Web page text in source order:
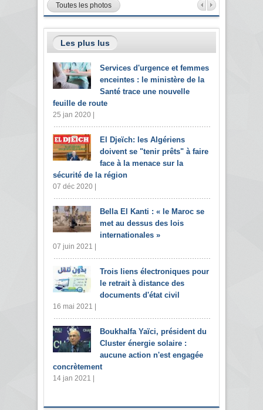
Toutes les photos
Les plus lus
Services d'urgence et femmes
enceintes : le ministère de la
Santé trace une nouvelle
feuille de route
25 jan 2020 |
El Djeïch: les Algériens
doivent se "tenir prêts" à faire
face à la menace sur la
sécurité de la région
07 déc 2020 |
Bella El Kanti : « le Maroc se
met au dessus des lois
internationales »
07 juin 2021 |
Trois liens électroniques pour
le retrait à distance des
documents d'état civil
16 mai 2021 |
Boukhalfa Yaïci, président du
Cluster énergie solaire :
aucune action n'est engagée
concrètement
14 jan 2021 |